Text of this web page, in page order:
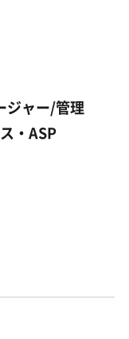
ジャー/管理
・ASP